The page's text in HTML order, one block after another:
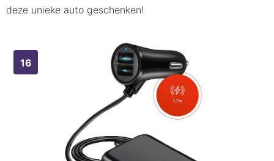
deze unieke auto geschenken!